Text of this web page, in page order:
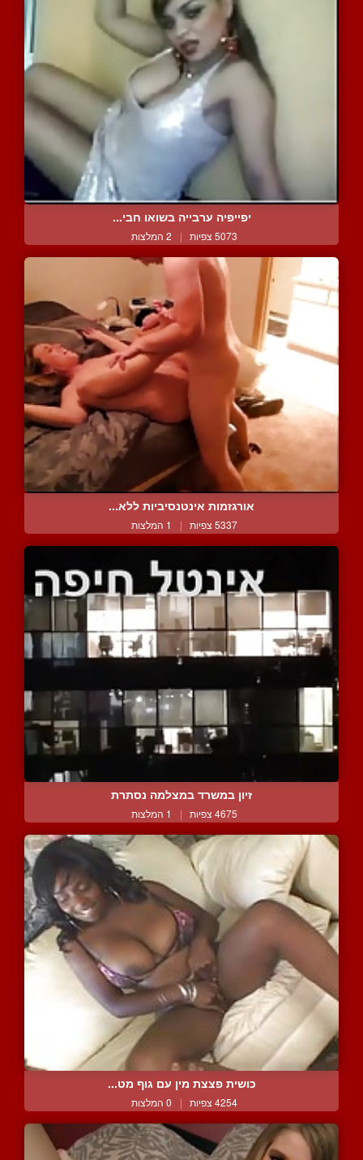
יפייפיה ערבייה בשואו חבי...
5073 צפיות | 2 המלצות
אורגזמות אינטנסיביות ללא...
5337 צפיות | 1 המלצות
זיון במשרד במצלמה נסתרת
4675 צפיות | 1 המלצות
כושית פצצת מין עם גוף מט...
4254 צפיות | 0 המלצות